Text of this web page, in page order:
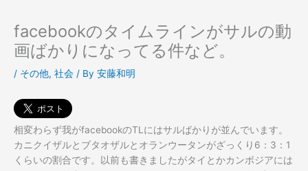
facebookのタイムラインがサルの動
画ばかりになってる件など。
/ その他, 社会 / By 安藤和明
相変わらず我がfacebookのTLにはサルばかりが並んでいます。
カニクイザルとブタオザルとオランウータンがざっくり6：3：1
くらいの割合です。以前も書きましたがタイとかカンボジアには